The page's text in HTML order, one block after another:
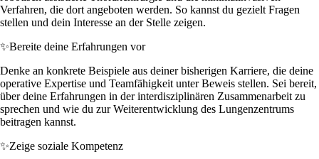
Verfahren, die dort angeboten werden. So kannst du gezielt Fragen
stellen und dein Interesse an der Stelle zeigen.
✨Bereite deine Erfahrungen vor
Denke an konkrete Beispiele aus deiner bisherigen Karriere, die deine
operative Expertise und Teamfähigkeit unter Beweis stellen. Sei bereit,
über deine Erfahrungen in der interdisziplinären Zusammenarbeit zu
sprechen und wie du zur Weiterentwicklung des Lungenzentrums
beitragen kannst.
✨Zeige soziale Kompetenz